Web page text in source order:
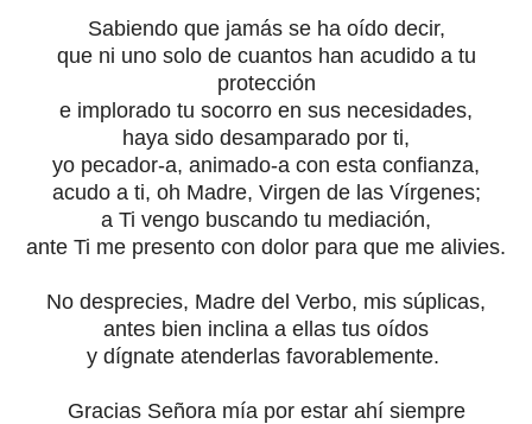
Sabiendo que jamás se ha oído decir,
que ni uno solo de cuantos han acudido a tu
protección
e implorado tu socorro en sus necesidades,
haya sido desamparado por ti,
yo pecador-a, animado-a con esta confianza,
acudo a ti, oh Madre, Virgen de las Vírgenes;
a Ti vengo buscando tu mediación,
ante Ti me presento con dolor para que me alivies.
No desprecies, Madre del Verbo, mis súplicas,
antes bien inclina a ellas tus oídos
y dígnate atenderlas favorablemente.
Gracias Señora mía por estar ahí siempre